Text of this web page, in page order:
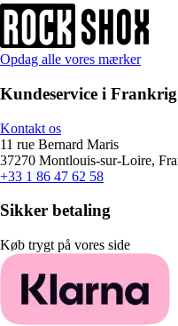
Opdag alle vores mærker
Kundeservice i Frankrig
Kontakt os
11 rue Bernard Maris
37270 Montlouis-sur-Loire,
+33 1 86 47 62 58
Sikker betaling
Køb trygt på vores side